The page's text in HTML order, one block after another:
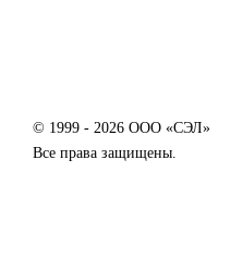
© 1999 - 2026 ООО «СЭЛ»
Все права защищены.